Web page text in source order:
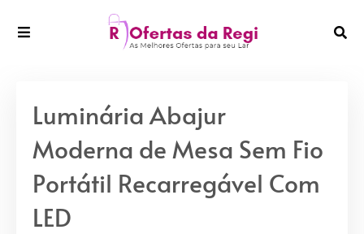
Luminária Abajur
Moderna de Mesa Sem Fio
Portátil Recarregável Com
LED